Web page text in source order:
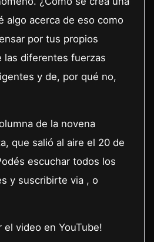
algo acerca de eso como
por tus propios
las diferentes fuerzas
y de, por qué no,
de la novena
que salió al aire el 20 de
escuchar todos los
y suscribirte via , o
video en YouTube!